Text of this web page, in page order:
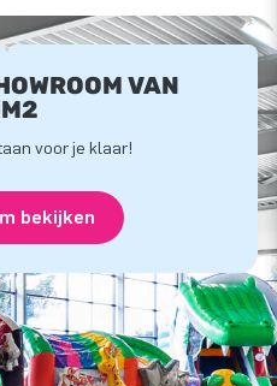
VAN
voor je klaar!
bekijken